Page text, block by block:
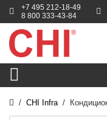
+7 495 212-18-49
8 800 333-43-84
CHI Infra